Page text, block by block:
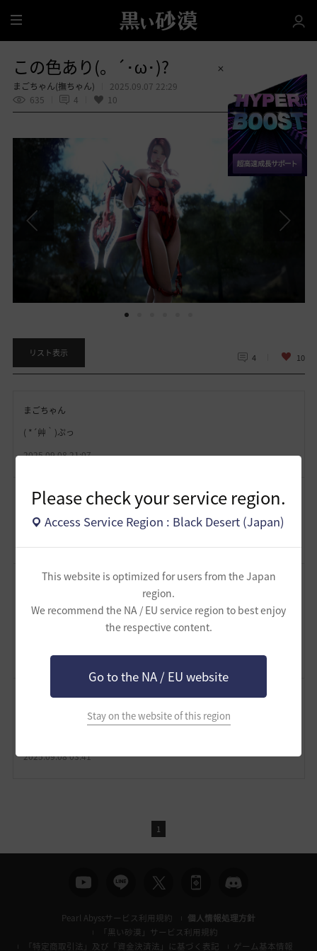
Please check your service region.
Access Service Region : Black Desert (Japan)
This website is optimized for users from the Japan
region.
We recommend the NA / EU service region to best enjoy
the respective content.
Go to the NA / EU website
Stay on the website of this region
全
体
この色あり(。´･ω･)?
まごちゃん(撫ちゃん)
2025.09.07 22:29
635
4 10
共有する
リスト表示 4 10
まごちゃん
( *´艸｀)ぷっ
2025.09.08 21:07
yuraris
ｳ~ﾝ…… ふっ 踏みつけられたいwσ(//ω//)ﾎﾟｯ
えっ(｡’･ω･)？
メタリックにすると未来感のある別物になるですね(。-`ω-)Φﾒﾓﾒﾓ
2025.09.08 14:47
hanasue
2025.09.08 03:41
1
Pearl Abyssサービス利用規約
個人情報処理方針
「黒い砂漠」サービス利用規約
「特定商取引法」及び「資金決済法」に基づく表記
ゲーム基本情報